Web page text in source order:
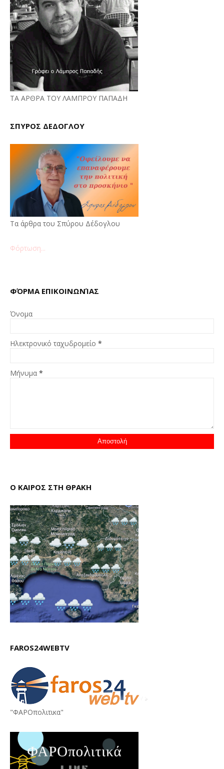
ΤΑ ΑΡΘΡΑ ΤΟΥ ΛΑΜΠΡΟΥ ΠΑΠΑΔΗ
ΣΠΥΡΟΣ ΔΕΔΟΓΛΟΥ
Τα άρθρα του Σπύρου Δέδογλου
Φόρτωση...
ΦΌΡΜΑ ΕΠΙΚΟΙΝΩΝΊΑΣ
Όνομα
Ηλεκτρονικό ταχυδρομείο *
Μήνυμα *
Ο ΚΑΙΡΟΣ ΣΤΗ ΘΡΑΚΗ
FAROS24WEBTV
"ΦΑΡΟπολιτικα"